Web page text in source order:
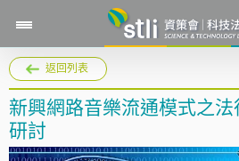
返回列表
新興網路音樂流通模式之
研討